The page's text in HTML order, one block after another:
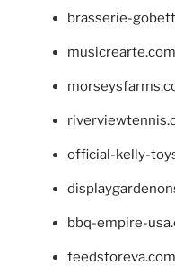
brasserie-
musicrearte.com
official-kelly-
bbq-empire-
feedstoreva.com